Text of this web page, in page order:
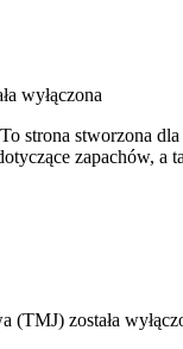
wyłączona
stworzona
zapachów,
(TMJ) została